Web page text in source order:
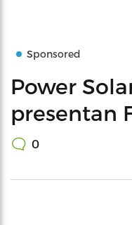
Sponsored
Power
presentan
0